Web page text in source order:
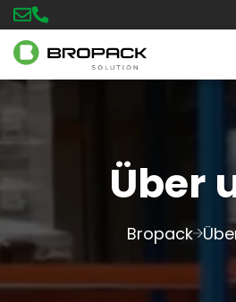
Über
Bropack